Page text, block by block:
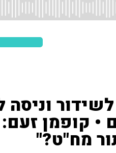
וניסה
• קופמן
מח"ט?"